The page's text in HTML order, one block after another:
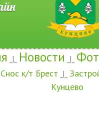
_|_ Новости _|_
Снос к/т Брест _|_
Кунцево